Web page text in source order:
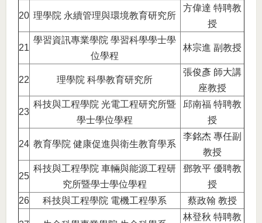
20 理學院 永續管理與環境教育研究所
方偉達 特聘教
授
21
學習資訊專業學院 學習科學學士學
位學程
林宗進 副教授
22 理學院 科學教育研究所
張俊彥 師大講
座教授
23
科技與工程學院 光電工程研究所暨
學士學位學程
邱南福 特聘教
授
24 教育學院 健康促進與衛生教育學系
李銘杰 專任副
教授
25
科技與工程學院 車輛與能源工程研
究所暨學士學位學程
鄧敦平 優聘教
授
26
科技與工程學院 電機工程學系 蔡政翰 教授
林登秋 特聘教